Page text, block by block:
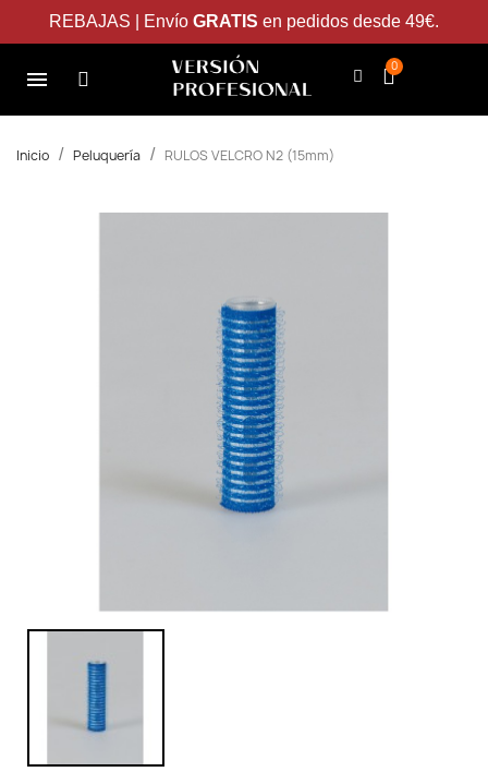
REBAJAS | Envío GRATIS en pedidos desde 49€.
Inicio Peluquería RULOS VELCRO N2 (15mm)